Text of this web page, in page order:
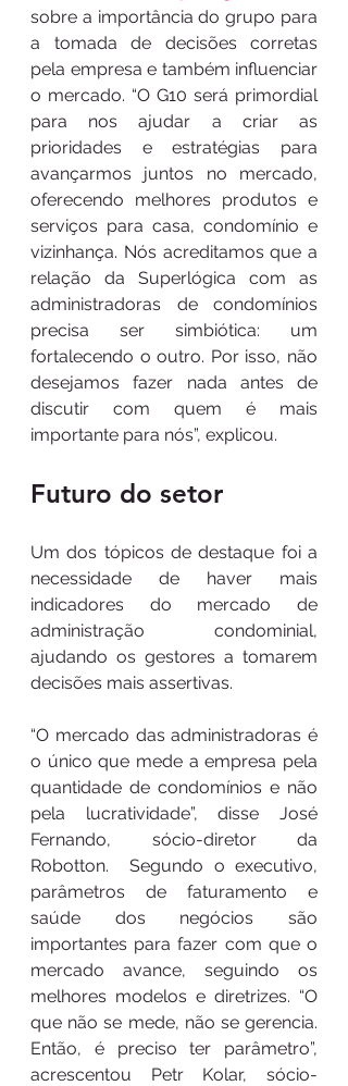
sobre a importância do grupo para
a tomada de decisões corretas
pela empresa e também influenciar
o mercado. “O G10 será primordial
para nos ajudar a criar as
prioridades e estratégias para
avançarmos juntos no mercado,
oferecendo melhores produtos e
serviços para casa, condomínio e
vizinhança. Nós acreditamos que a
relação da Superlógica com as
administradoras de condomínios
precisa ser simbiótica: um
fortalecendo o outro. Por isso, não
desejamos fazer nada antes de
discutir com quem é mais
importante para nós”, explicou.
Futuro do setor
Um dos tópicos de destaque foi a
necessidade de haver mais
indicadores do mercado de
administração condominial,
ajudando os gestores a tomarem
decisões mais assertivas.
“O mercado das administradoras é
o único que mede a empresa pela
quantidade de condomínios e não
pela lucratividade”, disse José
Fernando, sócio-diretor da
Robotton.  Segundo o executivo,
parâmetros de faturamento e
saúde dos negócios são
importantes para fazer com que o
mercado avance, seguindo os
melhores modelos e diretrizes. “O
que não se mede, não se gerencia.
Então, é preciso ter parâmetro”,
acrescentou Petr Kolar, sócio-